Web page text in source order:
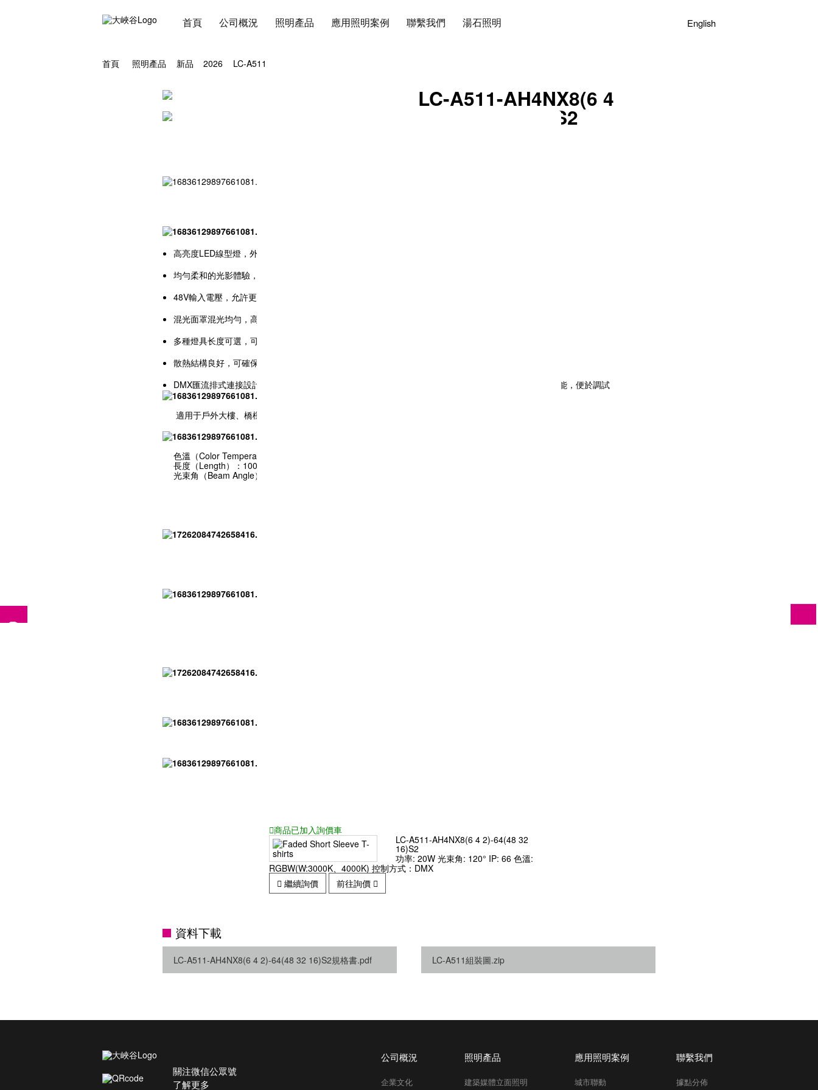
首頁 公司概況 照明產品 應用照明案例 聯繫我們 湯石照明 English
首頁 照明產品 新品 2026 LC-A511
LC-A511-AH4NX8(6 4
2)-64(48 32 16)S2
高亮度LED線型燈，外型時尚美
均勻柔和的光影體驗，恰到好處的展現建築的造型、材質及紋理，為建築添彩
48V輸入電壓，允許更多燈具連續拼接，可降低安裝難度，節約施工成本
混光面罩混光均勻，高透光率，可實現无縫連接
多種燈具长度可選，可不同长度拼接
散熱結構良好，可確保LED光源的壽命
DMX匯流排式連接設計，在⼯程應⽤中具備⾼強度的抗⼲擾性能，適⽤環境⼴泛，具備線上⾃動定址功能，便於調試
適用于戶外大樓、橋樑、古建築泛光等亮化照明
色溫（Color Temperature）：2200K、2700K、3000K、3500K、4000K、5000K、5700K、6500K
長度（Length）：1000mm、750mm、500mm 、251mm
光束角（Beam Angle）：120°
商品已加入詢價車
LC-A511-AH4NX8(6 4 2)-64(48 32
16)S2
功率: 20W 光束角: 120° IP: 66 色溫:
RGBW(W:3000K、4000K) 控制方式：DMX
繼續詢價
前往詢價
資料下載
LC-A511-AH4NX8(6 4 2)-64(48 32 16)S2規格書.pdf LC-A511組裝圖.zip
關注微信公眾號
了解更多
公司概況
企業文化
照明產品
建築媒體立面照明
應用照明案例
城市聯動
聯繫我們
據點分佈